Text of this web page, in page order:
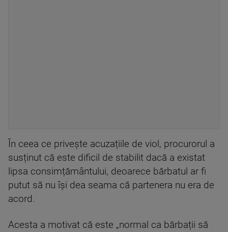
În ceea ce privește acuzațiile de viol, procurorul a
susținut că este dificil de stabilit dacă a existat
lipsa consimțământului, deoarece bărbatul ar fi
putut să nu își dea seama că partenera nu era de
acord.
Acesta a motivat că este „normal ca bărbații să